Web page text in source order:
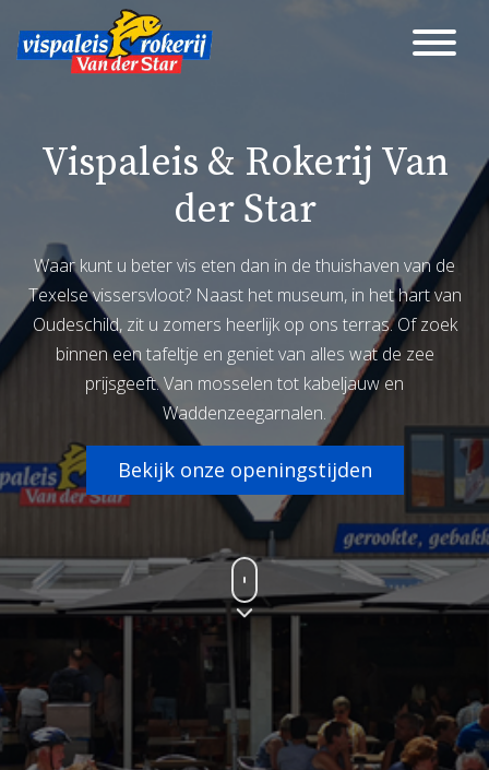
Vispaleis & Rokerij Van
der Star
Waar kunt u beter vis eten dan in de thuishaven van de
Texelse vissersvloot? Naast het museum, in het hart van
Oudeschild, zit u zomers heerlijk op ons terras. Of zoek
binnen een tafeltje en geniet van alles wat de zee
prijsgeeft. Van mosselen tot kabeljauw en
Waddenzeegarnalen.
Bekijk onze openingstijden